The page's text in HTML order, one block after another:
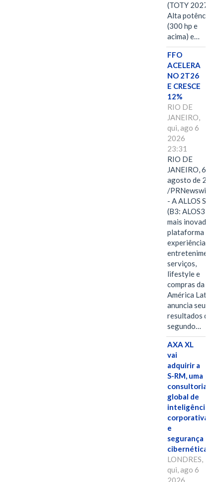
(TOTY 2027:
Alta potência
(300 hp e
acima) e…
FFO
ACELERA
NO 2T26
E CRESCE
12%
RIO DE
JANEIRO,
qui, ago 6
2026
23:31
RIO DE
JANEIRO, 6 de
agosto de 2026
/PRNewswire/ -
- A ALLOS S.A.
(B3: ALOS3), a
mais inovadora
plataforma de
experiências,
entretenimento,
serviços,
lifestyle e
compras da
América Latina
anuncia seus
resultados do
segundo…
AXA XL
vai
adquirir a
S-RM, uma
consultoria
global de
inteligência
corporativa
e
segurança
cibernética
LONDRES,
qui, ago 6
2026